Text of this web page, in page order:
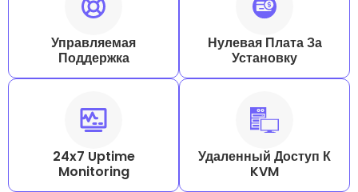
Управляемая
Поддержка
Нулевая Плата За
Установку
24x7 Uptime
Monitoring
Удаленный Доступ К
KVM